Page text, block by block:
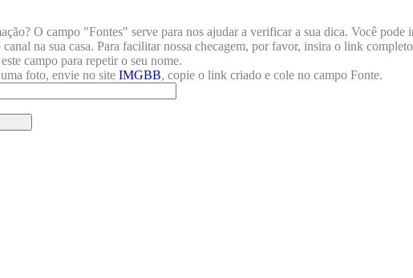
O campo "Fontes" serve para nos ajudar a verificar a sua dica. Você
na sua casa. Para facilitar nossa checagem, por favor, insira o link
campo para repetir o seu nome.
foto, envie no site IMGBB, copie o link criado e cole no campo Fonte.